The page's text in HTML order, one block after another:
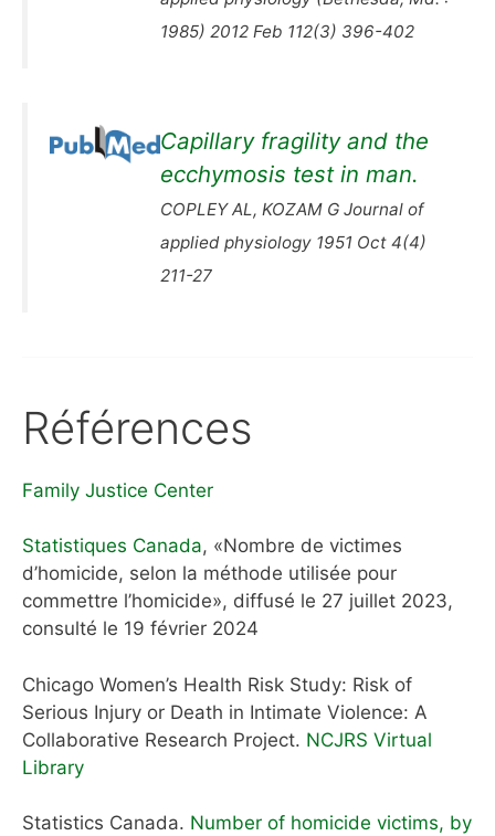
1985) 2012 Feb 112(3) 396-402
Capillary fragility and the
ecchymosis test in man.
COPLEY AL, KOZAM G Journal of
applied physiology 1951 Oct 4(4)
211-27
Références
Family Justice Center
Statistiques Canada, «Nombre de victimes
d’homicide, selon la méthode utilisée pour
commettre l’homicide», diffusé le 27 juillet 2023,
consulté le 19 février 2024
Chicago Women’s Health Risk Study: Risk of
Serious Injury or Death in Intimate Violence: A
Collaborative Research Project. NCJRS Virtual
Library
Statistics Canada. Number of homicide victims, by